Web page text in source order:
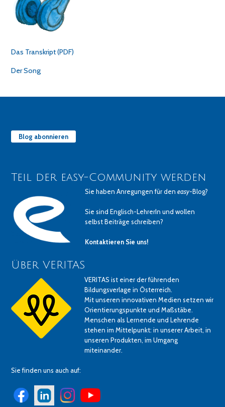
Das Transkript (PDF)
Der Song
Blog abonnieren
Teil der easy-Community werden
Sie haben Anregungen für deneasy-Blog?
Sie sind Englisch-LehrerIn und wollen
selbst Beiträge schreiben?
Kontaktieren Sie uns!
Über VERITAS
VERITAS ist einer der führenden
Bildungsverlage in Österreich.
Mit unseren innovativen Medien setzen wir
Orientierungspunkte und Maßstäbe.
Menschen als Lernende und Lehrende
stehen im Mittelpunkt: in unserer Arbeit, in
unseren Produkten, im Umgang
miteinander.
Sie finden uns auch auf: